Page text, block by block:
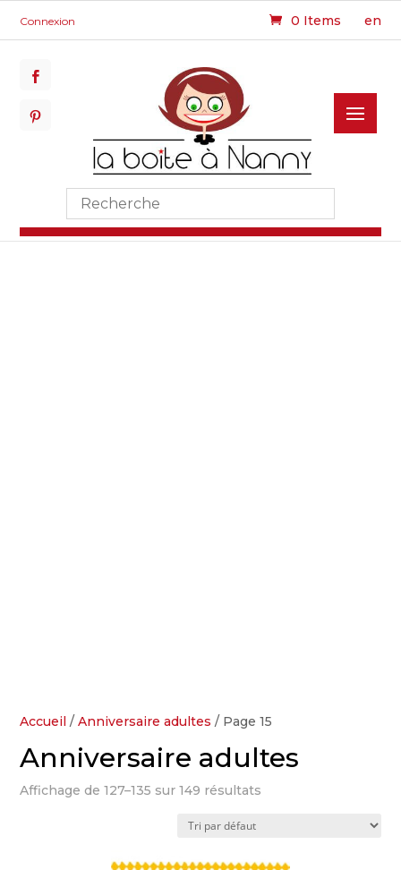
Connexion 0 Items en
Accueil /Anniversaire adultes / Page 15
Anniversaire adultes
Affichage de 127–135 sur 149 résultats